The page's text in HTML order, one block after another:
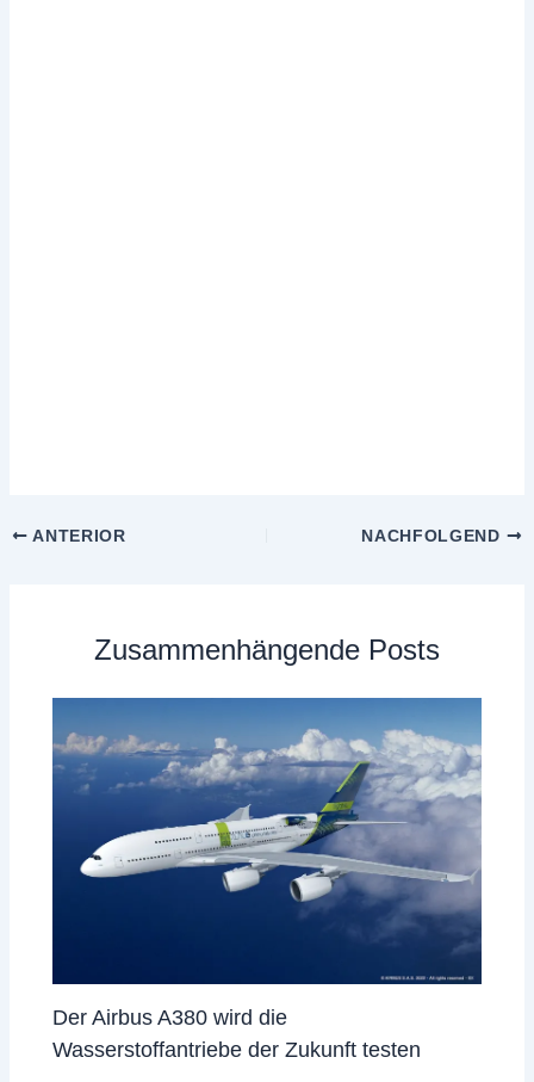
ANTERIOR NACHFOLGEND
Zusammenhängende Posts
Der Airbus A380 wird die
Wasserstoffantriebe der Zukunft testen